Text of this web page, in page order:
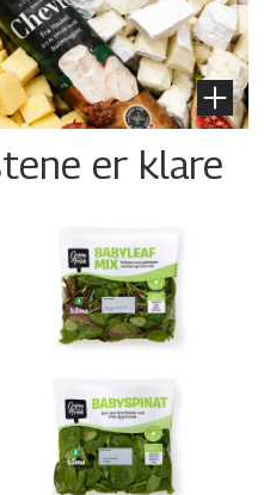
er klare